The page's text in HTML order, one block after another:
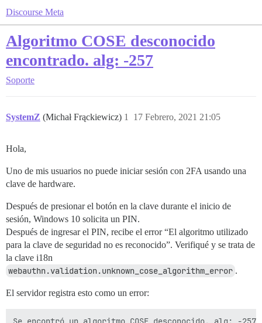
Discourse Meta
Algoritmo COSE desconocido
encontrado. alg: -257
Soporte
SystemZ (Michał Frąckiewicz) 17 Febrero, 2021 21:05
1
Hola,
Uno de mis usuarios no puede iniciar sesión con 2FA usando una
clave de hardware.
Después de presionar el botón en la clave durante el inicio de
sesión, Windows 10 solicita un PIN.
Después de ingresar el PIN, recibe el error “El algoritmo utilizado
para la clave de seguridad no es reconocido”. Verifiqué y se trata de
la clave i18n
webauthn.validation.unknown_cose_algorithm_error .
El servidor registra esto como un error: